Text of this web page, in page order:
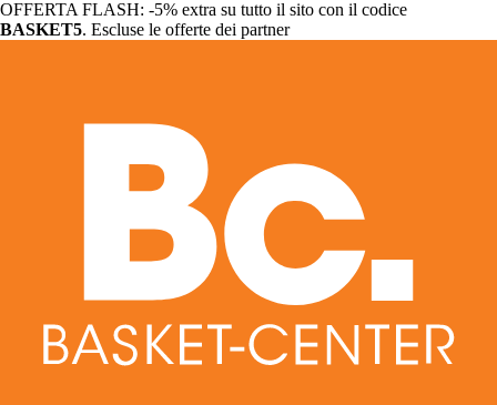
OFFERTA FLASH: -5% extra su tutto il sito con il codice
BASKET5. Escluse le offerte dei partner